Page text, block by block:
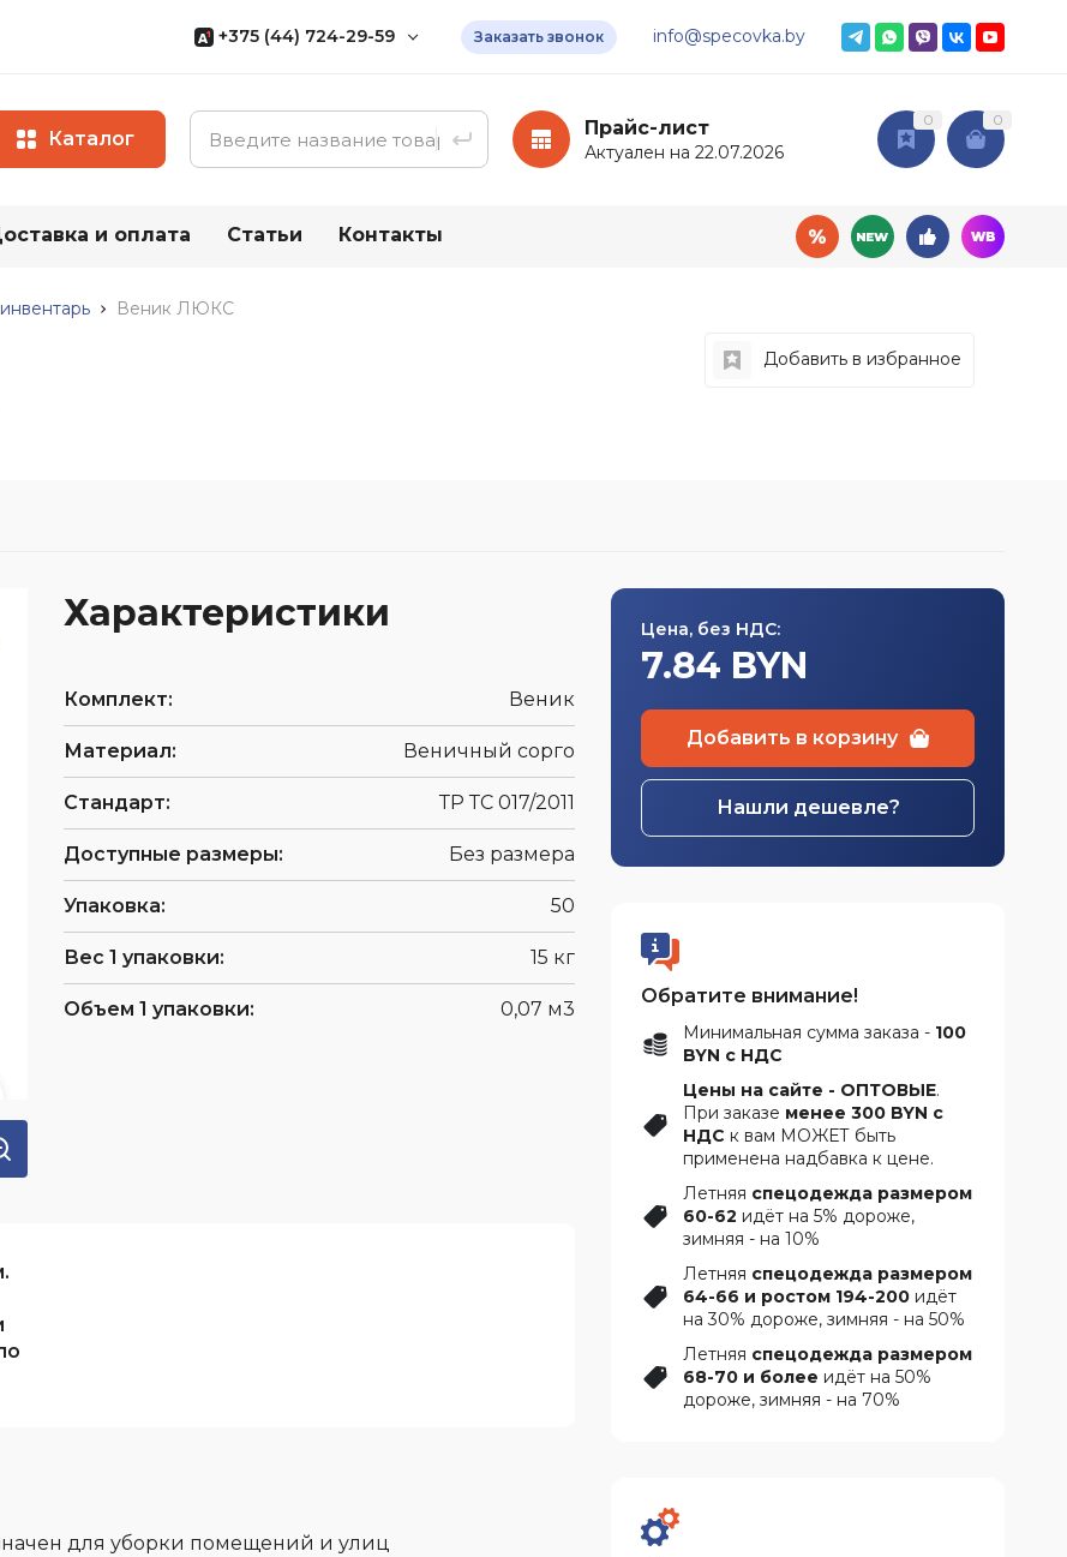
+375 (44) 724-29-59
мультипоставщик доступной
спецодежды собственного
+375 (29) 566-24-36
Все контакты
Заказать звонок info@specovka.by
Каталог Прайс-лист
Актуален на 22.07.2026
0 0
Средства защиты органов
Наколенники
Диэлектрические изделия
При высотных работах
и оплата Статьи Контакты
Веник ЛЮКС
Добавить в избранное
Характеристики
Комплект: Веник
Материал: Веничный сорго
Стандарт: ТР ТС 017/2011
Доступные размеры: Без размера
Упаковка: 50
Вес 1 упаковки: 15 кг
Объем 1 упаковки: 0,07 м3
для уборки помещений и улиц
Цена, без НДС:
7.84 BYN
Добавить в корзину
Нашли дешевле?
Обратите внимание!
Минимальная сумма заказа - 100
BYN с НДС
Цены на сайте - ОПТОВЫЕ.
При заказе менее 300 BYN с
НДС к вам МОЖЕТ быть
применена надбавка к цене.
Летняя спецодежда размером
60-62 идёт на 5% дороже,
зимняя - на 10%
Летняя спецодежда размером
64-66 и ростом 194-200 идёт
на 30% дороже, зимняя - на 50%
Летняя спецодежда размером
68-70 и более идёт на 50%
дороже, зимняя - на 70%